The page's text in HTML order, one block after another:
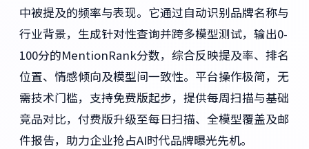
中被提及的频率与表现。它通过自动识别品牌名称与
行业背景，生成针对性查询并跨多模型测试，输出0-
100分的MentionRank分数，综合反映提及率、排名
位置、情感倾向及模型间一致性。平台操作极简，无
需技术门槛，支持免费版起步，提供每周扫描与基础
竞品对比，付费版升级至每日扫描、全模型覆盖及邮
件报告，助力企业抢占AI时代品牌曝光先机。